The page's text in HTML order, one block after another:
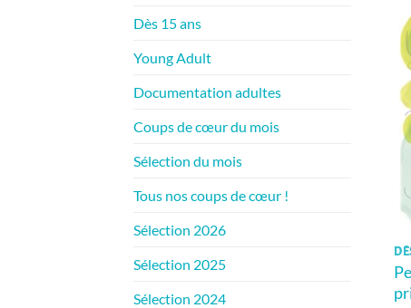
Dès 15 ans
Young Adult
Documentation adultes
Coups de cœur du mois
Sélection du mois
Tous nos coups de cœur !
Sélection 2026
Sélection 2025
Sélection 2024